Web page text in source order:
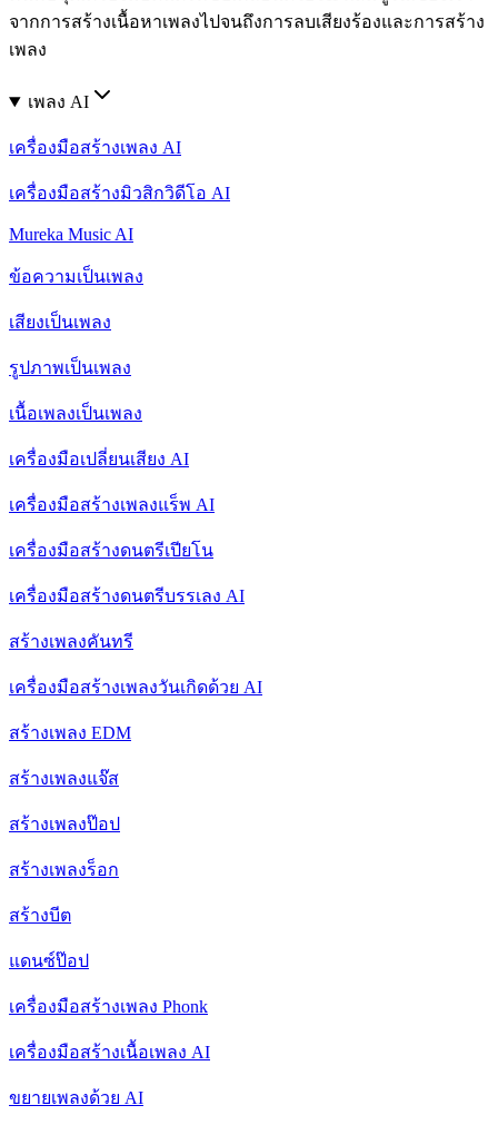
จากการสร้างเนื้อหาเพลงไปจนถึงการลบเสียงร้องและการสร้าง
เพลง
เพลง AI
เครื่องมือสร้างเพลง AI
เครื่องมือสร้างมิวสิกวิดีโอ AI
Mureka Music AI
ข้อความเป็นเพลง
เสียงเป็นเพลง
รูปภาพเป็นเพลง
เนื้อเพลงเป็นเพลง
เครื่องมือเปลี่ยนเสียง AI
เครื่องมือสร้างเพลงแร็พ AI
เครื่องมือสร้างดนตรีเปียโน
เครื่องมือสร้างดนตรีบรรเลง AI
สร้างเพลงคันทรี
เครื่องมือสร้างเพลงวันเกิดด้วย AI
สร้างเพลง EDM
สร้างเพลงแจ๊ส
สร้างเพลงป๊อป
สร้างเพลงร็อก
สร้างบีต
แดนซ์ป๊อป
เครื่องมือสร้างเพลง Phonk
เครื่องมือสร้างเนื้อเพลง AI
ขยายเพลงด้วย AI